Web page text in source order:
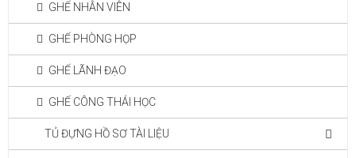
GHẾ NHÂN VIÊN
GHẾ PHÒNG HỌP
GHẾ LÃNH ĐẠO
GHẾ CÔNG THÁI HỌC
TỦ ĐỰNG HỒ SƠ TÀI LIỆU